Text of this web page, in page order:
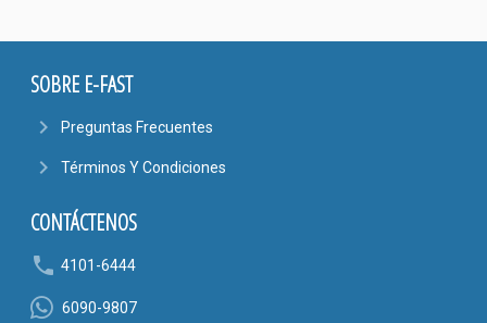
SOBRE E-FAST
navigate_next Preguntas Frecuentes
navigate_next Términos Y Condiciones
CONTÁCTENOS
phone 4101-6444
6090-9807